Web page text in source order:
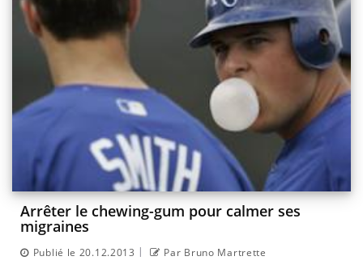
Arrêter le chewing-gum pour calmer ses
migraines
Publié le 20.12.2013 | Par Bruno Martrette